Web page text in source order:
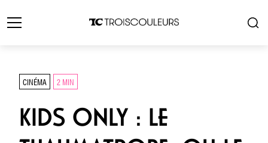
CINÉMA 2 MIN
KIDS ONLY : LE